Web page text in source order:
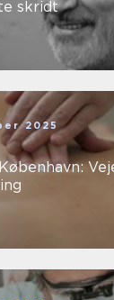
skridt
2025